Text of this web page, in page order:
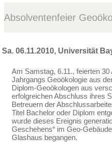
Absolventenfeier
Sa. 06.11.2010, Universität
Am Samstag, 6.11., feierten
Jahrgangs Geoökologie aus
Diplom-Geoökologen aus
erfolgreichen Abschluss ihres
Betreuern der
Titel Bachelor oder Diplom
wurde dieses Ereignis
Geschehens“ im Geo-
Glashaus begangen.